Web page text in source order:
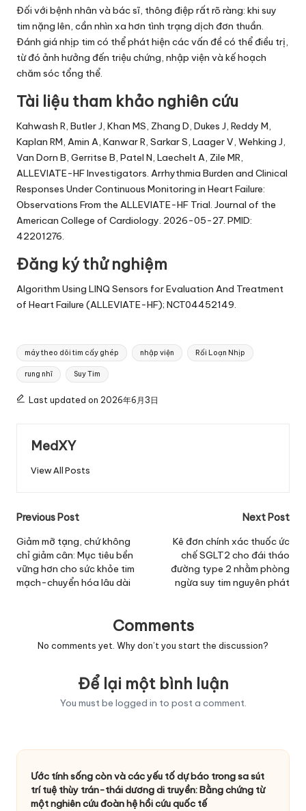
Đối với bệnh nhân và bác sĩ, thông điệp rất rõ ràng: khi suy
tim nặng lên, cần nhìn xa hơn tình trạng dịch đơn thuần.
Đánh giá nhịp tim có thể phát hiện các vấn đề có thể điều trị,
từ đó ảnh hưởng đến triệu chứng, nhập viện và kế hoạch
chăm sóc tổng thể.
Tài liệu tham khảo nghiên cứu
Kahwash R, Butler J, Khan MS, Zhang D, Dukes J, Reddy M,
Kaplan RM, Amin A, Kanwar R, Sarkar S, Laager V, Wehking J,
Van Dorn B, Gerritse B, Patel N, Laechelt A, Zile MR,
ALLEVIATE-HF Investigators. Arrhythmia Burden and Clinical
Responses Under Continuous Monitoring in Heart Failure:
Observations From the ALLEVIATE-HF Trial. Journal of the
American College of Cardiology. 2026-05-27. PMID:
42201276.
Đăng ký thử nghiệm
Algorithm Using LINQ Sensors for Evaluation And Treatment
of Heart Failure (ALLEVIATE-HF); NCT04452149.
Tags:
máy theo dõi tim cấy ghép nhập viện Rối Loạn Nhịp
rung nhĩ Suy Tim
Last updated on 2026年6月3日
MedXY
View All Posts
Post
navigation
Previous Post
Giảm mỡ tạng, chứ không
chỉ giảm cân: Mục tiêu bền
vững hơn cho sức khỏe tim
mạch-chuyển hóa lâu dài
Next Post
Kê đơn chính xác thuốc ức
chế SGLT2 cho đái tháo
đường type 2 nhằm phòng
ngừa suy tim nguyên phát
Comments
No comments yet. Why don’t you start the discussion?
Để lại một bình luận
You must be logged in to post a comment.
Ước tính sống còn và các yếu tố dự báo trong sa sút
trí tuệ thùy trán-thái dương di truyền: Bằng chứng từ
một nghiên cứu đoàn hệ hồi cứu quốc tế